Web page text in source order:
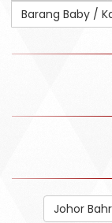
Barang Baby /
Johor